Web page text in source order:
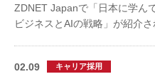
ZDNET Japanで「日本に学ん
ビジネスとAIの戦略」が紹介さ
02.09 キャリア採用